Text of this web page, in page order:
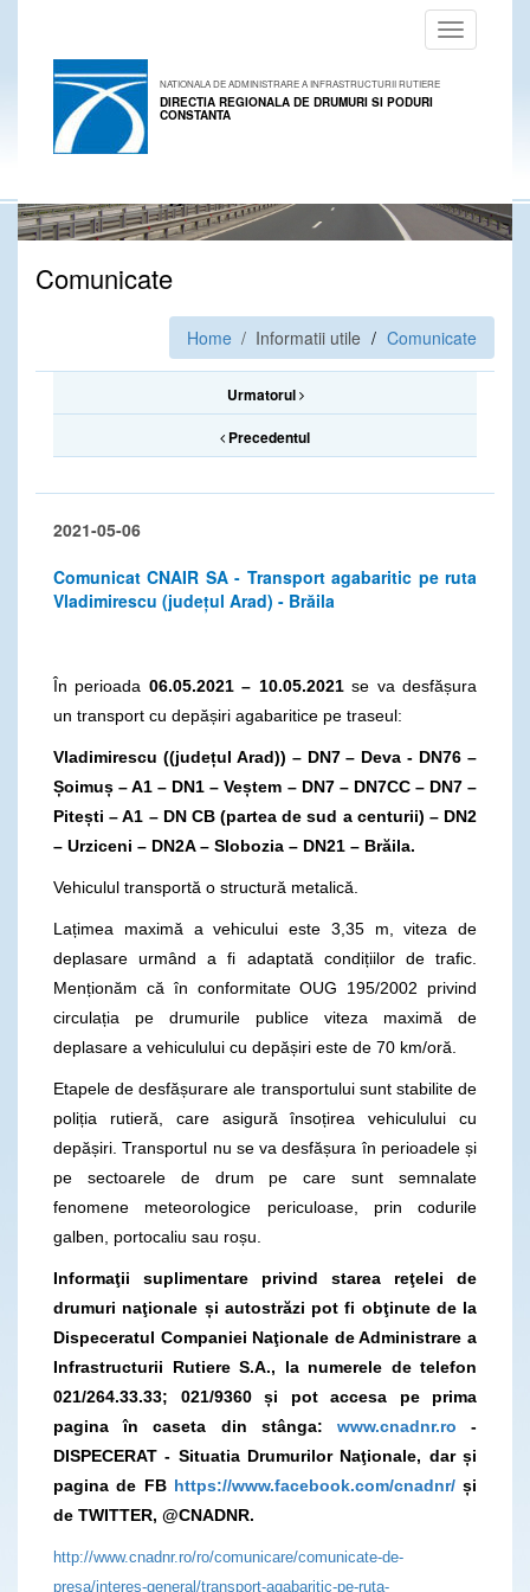
Toggle
navigation
NATIONALA DE ADMINISTRARE A INFRASTRUCTURII RUTIERE
DIRECTIA REGIONALA DE DRUMURI SI PODURI
CONSTANTA
Comunicate
Home / Informatii utile Comunicate
Urmatorul
Precedentul
2021-05-06
Comunicat CNAIR SA - Transport agabaritic pe ruta
Vladimirescu (județul Arad) - Brăila
În perioada 06.05.2021 – 10.05.2021se va desfășura
un transport cu depășiri agabaritice pe traseul:
Vladimirescu ((județul Arad)) – DN7 – Deva - DN76 –
Șoimuș – A1 – DN1 – Veștem – DN7 – DN7CC – DN7 –
Pitești – A1 – DN CB (partea de sud a centurii) – DN2
– Urziceni – DN2A – Slobozia – DN21 – Brăila.
Vehiculul transportă o structură metalică.
Lațimea maximă a vehicului este 3,35 m, viteza de
deplasare urmând a fi adaptată condițiilor de trafic.
Menționăm că în conformitate OUG 195/2002 privind
circulația pe drumurile publice viteza maximă de
deplasare a vehiculului cu depășiri este de 70 km/oră.
Etapele de desfășurare ale transportului sunt stabilite de
poliția rutieră, care asigură însoțirea vehiculului cu
depășiri. Transportul nu se va desfășura în perioadele și
pe sectoarele de drum pe care sunt semnalate
fenomene meteorologice periculoase, prin codurile
galben, portocaliu sau roșu.
Informaţii suplimentare privind starea reţelei de
drumuri naţionale și autostrăzi pot fi obţinute de la
Dispeceratul Companiei Naţionale de Administrare a
Infrastructurii Rutiere S.A., la numerele de telefon
021/264.33.33; 021/9360 și pot accesa pe prima
pagina în caseta din stânga: www.cnadnr.ro -
DISPECERAT - Situatia Drumurilor Naţionale, dar și
pagina de FB https://www.facebook.com/cnadnr/și
de TWITTER, @CNADNR.
http://www.cnadnr.ro/ro/comunicare/comunicate-de-
presa/interes-general/transport-agabaritic-pe-ruta-